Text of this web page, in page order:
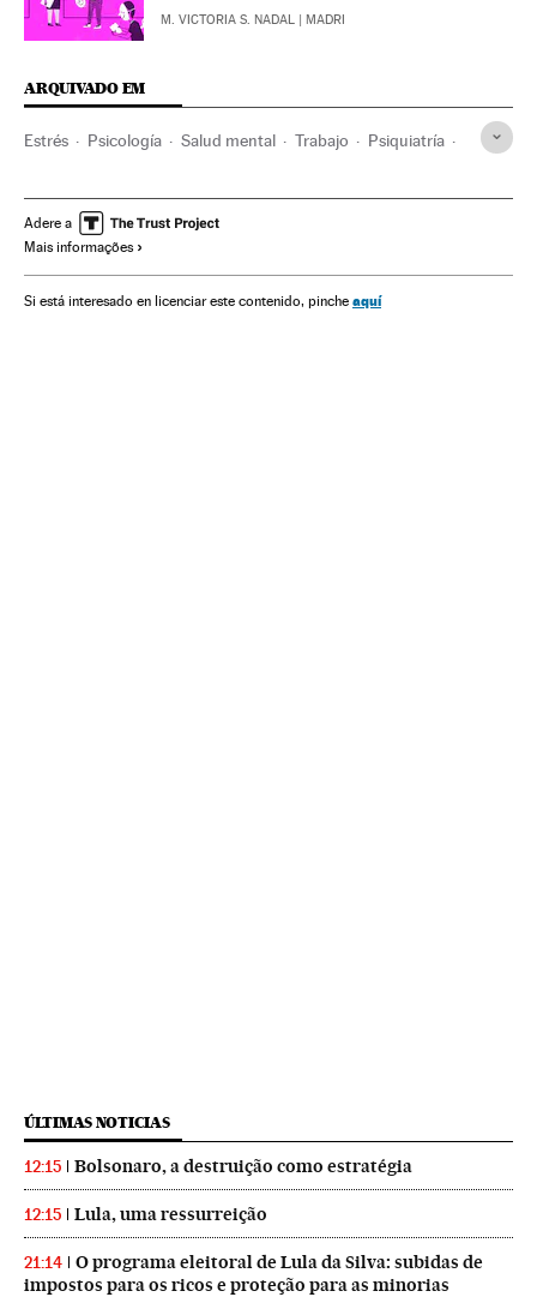
M. VICTORIA S. NADAL | MADRI
ARQUIVADO EM
Estrés Psicología Salud mental Trabajo Psiquiatría
Adere a
Mais informações
Si está interesado en licenciar este contenido, pinche aquí
ÚLTIMAS NOTICIAS
12:15 Bolsonaro, a destruição como estratégia
12:15 Lula, uma ressurreição
21:14
O programa eleitoral de Lula da Silva: subidas de
impostos para os ricos e proteção para as minorias